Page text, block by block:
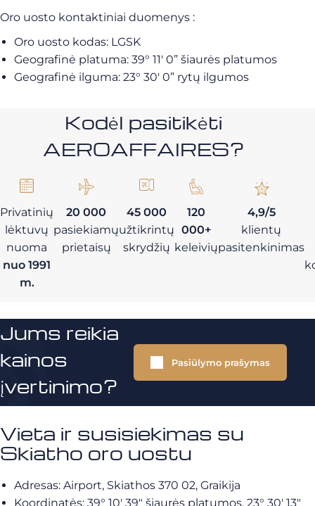
Oro uosto kontaktiniai duomenys :
Oro uosto kodas: LGSK
Geografinė platuma: 39° 11′ 0” šiaurės platumos
Geografinė ilguma: 23° 30′ 0” rytų ilgumos
Kodėl pasitikėti
AEROAFFAIRES?
Privatinių
lėktuvų
nuoma
nuo 1991
m.
20 000
pasiekiamų
prietaisų
45 000
užtikrintų
skrydžių
120
000+
keleivių
4,9/5
klientų
pasitenkinimas
Jums reikia
kainos
įvertinimo?
Pasiūlymo prašymas
Vieta ir susisiekimas su
Skiatho oro uostu
Adresas: Airport, Skiathos 370 02, Graikija
Koordinatės: 39° 10′ 39″ šiaurės platumos, 23° 30′ 13″